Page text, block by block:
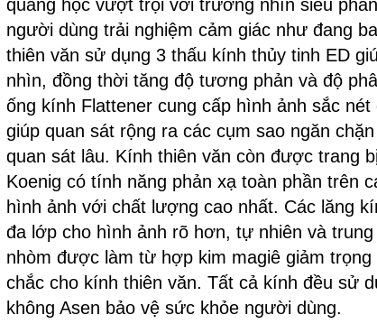
quang học vượt trội với trường nhìn siêu
người dùng trải nghiệm cảm giác như đang
thiên văn sử dụng 3 thấu kính thủy tinh ED
nhìn, đồng thời tăng độ tương phản và độ
ống kính Flattener cung cấp hình ảnh sắc
giúp quan sát rộng ra các cụm sao ngăn
quan sát lâu. Kính thiên văn còn được trang
Koenig có tính năng phản xạ toàn phần trên
hình ảnh với chất lượng cao nhất. Các lăng
đa lớp cho hình ảnh rõ hơn, tự nhiên và
nhòm được làm từ hợp kim magiê giảm
chắc cho kính thiên văn. Tất cả kính đều sử
không Asen bảo vệ sức khỏe người dùng.